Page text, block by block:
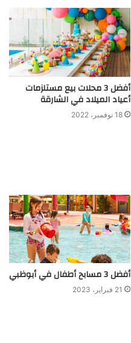
أفضل 3 محلات بيع مستلزمات
أعياد الميلاد في الشارقة
18 نوفمبر، 2022
أفضل 3 مسابح أطفال في أبوظبي
21 فبراير، 2023